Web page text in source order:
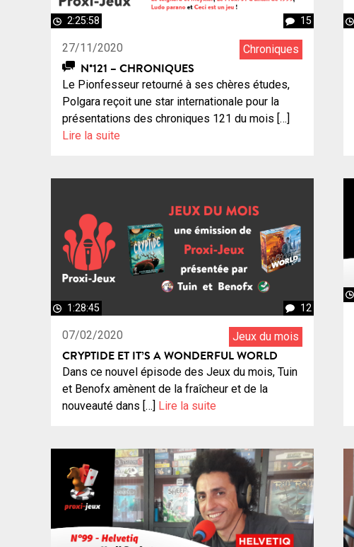
2:25:58 15
27/11/2020 Chroniques
N°121 – CHRONIQUES
Le Pionfesseur retourné à ses chères études,
Polgara reçoit une star internationale pour la
présentations des chroniques 121 du mois […]
Lire la suite
1:28:45 12
07/02/2020 Jeux du mois
CRYPTIDE ET IT’S A WONDERFUL WORLD
Dans ce nouvel épisode des Jeux du mois, Tuin
et Benofx amènent de la fraîcheur et de la
nouveauté dans […] Lire la suite